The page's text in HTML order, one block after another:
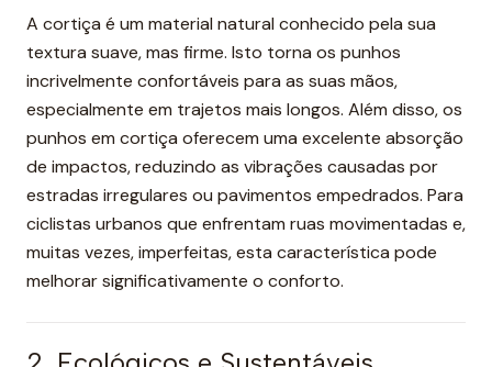
A cortiça é um material natural conhecido pela sua
textura suave, mas firme. Isto torna os punhos
incrivelmente confortáveis para as suas mãos,
especialmente em trajetos mais longos. Além disso, os
punhos em cortiça oferecem uma excelente absorção
de impactos, reduzindo as vibrações causadas por
estradas irregulares ou pavimentos empedrados. Para
ciclistas urbanos que enfrentam ruas movimentadas e,
muitas vezes, imperfeitas, esta característica pode
melhorar significativamente o conforto.